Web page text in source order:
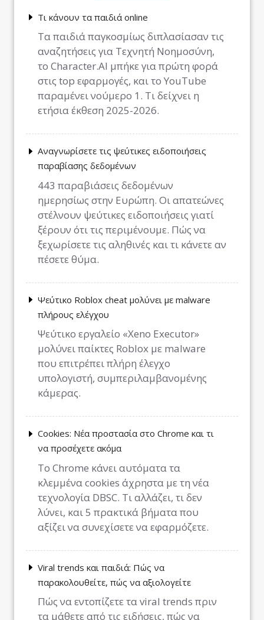
Τι κάνουν τα παιδιά online
Τα παιδιά παγκοσμίως διπλασίασαν τις
αναζητήσεις για Τεχνητή Νοημοσύνη,
το Character.AI μπήκε για πρώτη φορά
στις top εφαρμογές, και το YouTube
παραμένει νούμερο 1. Τι δείχνει η
ετήσια έκθεση 2025-2026.
Αναγνωρίσετε τις ψεύτικες ειδοποιήσεις
παραβίασης δεδομένων
443 παραβιάσεις δεδομένων
ημερησίως στην Ευρώπη. Οι απατεώνες
στέλνουν ψεύτικες ειδοποιήσεις γιατί
ξέρουν ότι τις περιμένουμε. Πώς να
ξεχωρίσετε τις αληθινές και τι κάνετε αν
πέσετε θύμα.
Ψεύτικο Roblox cheat μολύνει με malware
πλήρους ελέγχου
Ψεύτικο εργαλείο «Xeno Executor»
μολύνει παίκτες Roblox με malware
που επιτρέπει πλήρη έλεγχο
υπολογιστή, συμπεριλαμβανομένης
κάμερας.
Cookies: Νέα προστασία στο Chrome και τι
να προσέχετε ακόμα
Το Chrome κάνει αυτόματα τα
κλεμμένα cookies άχρηστα με τη νέα
τεχνολογία DBSC. Τι αλλάζει, τι δεν
λύνει, και 5 πρακτικά βήματα που
αξίζει να συνεχίσετε να εφαρμόζετε.
Viral trends και παιδιά: Πώς να
παρακολουθείτε, πώς να αξιολογείτε
Πώς να εντοπίζετε τα viral trends πριν
τα μάθετε από τις ειδήσεις, πώς να